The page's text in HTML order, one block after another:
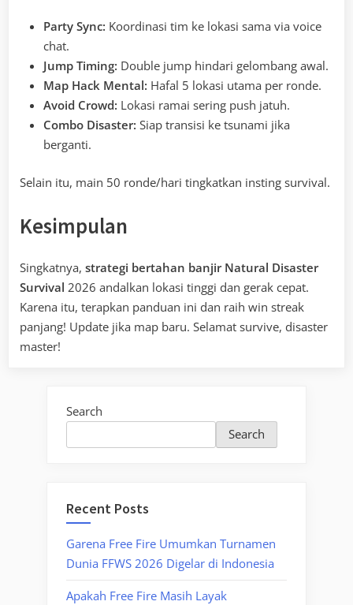
Party Sync: Koordinasi tim ke lokasi sama via voice
chat.
Jump Timing: Double jump hindari gelombang awal.
Map Hack Mental: Hafal 5 lokasi utama per ronde.
Avoid Crowd: Lokasi ramai sering push jatuh.
Combo Disaster: Siap transisi ke tsunami jika
berganti.
Selain itu, main 50 ronde/hari tingkatkan insting survival.
Kesimpulan
Singkatnya, strategi bertahan banjir Natural Disaster
Survival 2026 andalkan lokasi tinggi dan gerak cepat.
Karena itu, terapkan panduan ini dan raih win streak
panjang! Update jika map baru. Selamat survive, disaster
master!
Search
Search
Recent Posts
Garena Free Fire Umumkan Turnamen
Dunia FFWS 2026 Digelar di Indonesia
Apakah Free Fire Masih Layak